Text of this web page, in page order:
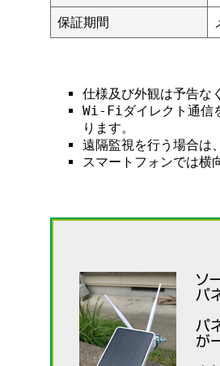
保証期間
仕様及び外観は予告な
Wi-Fiダイレクト通信
ります。
遠隔監視を行う場合は
スマートフォンでは横